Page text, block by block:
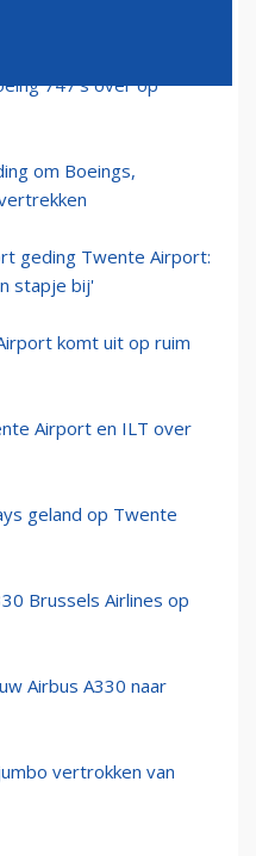
towtruck in gebruik
747's over op
om Boeings,
geding Twente Airport:
stapje bij'
komt uit op ruim
Airport en ILT over
geland op Twente
Brussels Airlines op
Airbus A330 naar
vertrokken van